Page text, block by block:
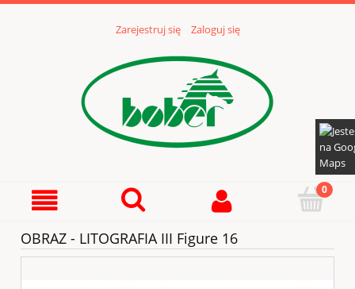
Zarejestruj się Zaloguj się
OBRAZ - LITOGRAFIA III Figure 16